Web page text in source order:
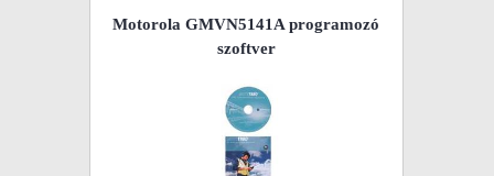
Motorola GMVN5141A programozó
szoftver